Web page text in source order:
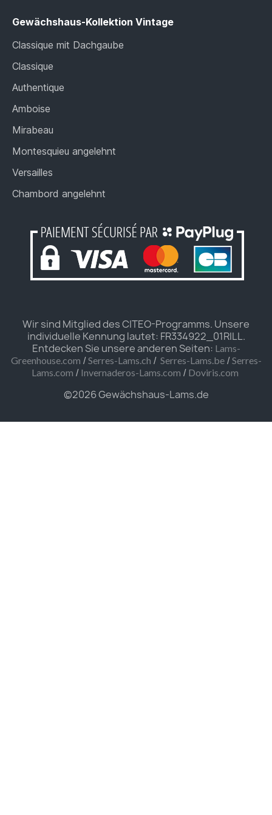
Gewächshaus-Kollektion Vintage
Classique mit Dachgaube
Classique
Authentique
Amboise
Mirabeau
Montesquieu angelehnt
Versailles
Chambord angelehnt
Wir sind Mitglied des CITEO-Programms. Unsere
individuelle Kennung lautet: FR334922_01RILL.
Entdecken Sie unsere anderen Seiten: Lams-
Greenhouse.com /Serres-Lams.ch / Serres-Lams.be/Serres-
Lams.com / Invernaderos-Lams.com / Doviris.com
©2026 Gewächshaus-Lams.de